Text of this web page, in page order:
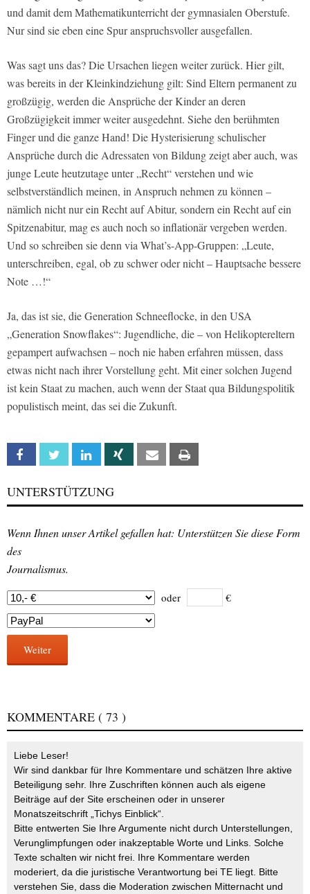
und damit dem Mathematikunterricht der gymnasialen Oberstufe.
Nur sind sie eben eine Spur anspruchsvoller ausgefallen.
Was sagt uns das? Die Ursachen liegen weiter zurück. Hier gilt,
was bereits in der Kleinkindziehung gilt: Sind Eltern permanent zu
großzügig, werden die Ansprüche der Kinder an deren
Großzügigkeit immer weiter ausgedehnt. Siehe den berühmten
Finger und die ganze Hand! Die Hysterisierung schulischer
Ansprüche durch die Adressaten von Bildung zeigt aber auch, was
junge Leute heutzutage unter „Recht“ verstehen und wie
selbstverständlich meinen, in Anspruch nehmen zu können –
nämlich nicht nur ein Recht auf Abitur, sondern ein Recht auf ein
Spitzenabitur, mag es auch noch so inflationär vergeben werden.
Und so schreiben sie denn via What’s-App-Gruppen: „Leute,
unterschreiben, egal, ob zu schwer oder nicht – Hauptsache bessere
Note …!“
Ja, das ist sie, die Generation Schneeflocke, in den USA
„Generation Snowflakes“: Jugendliche, die – von Helikoptereltern
gepampert aufwachsen – noch nie haben erfahren müssen, dass
etwas nicht nach ihrer Vorstellung geht. Mit einer solchen Jugend
ist kein Staat zu machen, auch wenn der Staat qua Bildungspolitik
populistisch meint, das sei die Zukunft.
Facebook Twitter Linkedin Xing Email
UNTERSTÜTZUNG
Wenn Ihnen unser Artikel gefallen hat: Unterstützen Sie diese Form
des
Journalismus.
oder €
Weiter
KOMMENTARE ( 73 )
Liebe Leser!
Wir sind dankbar für Ihre Kommentare und schätzen Ihre aktive
Beteiligung sehr. Ihre Zuschriften können auch als eigene
Beiträge auf der Site erscheinen oder in unserer
Monatszeitschrift „Tichys Einblick“.
Bitte entwerten Sie Ihre Argumente nicht durch Unterstellungen,
Verunglimpfungen oder inakzeptable Worte und Links. Solche
Texte schalten wir nicht frei. Ihre Kommentare werden
moderiert, da die juristische Verantwortung bei TE liegt. Bitte
verstehen Sie, dass die Moderation zwischen Mitternacht und